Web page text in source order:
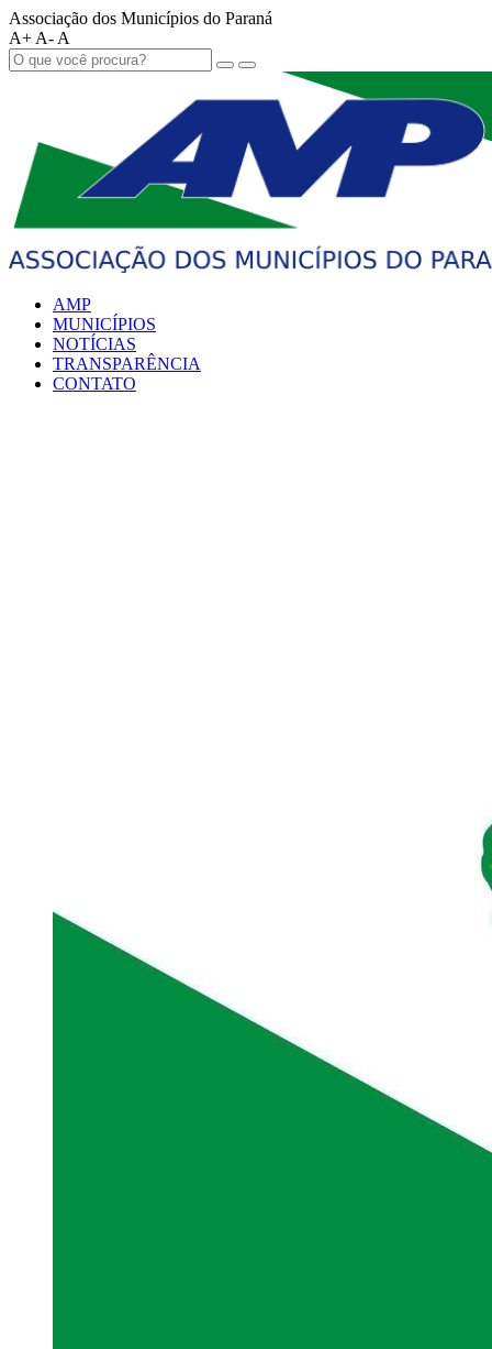
Associação dos Municípios do Paraná
A+ A- A
AMP
MUNICÍPIOS
NOTÍCIAS
TRANSPARÊNCIA
CONTATO